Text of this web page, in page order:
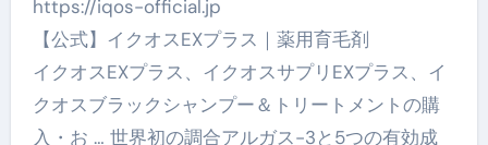
https://iqos-official.jp
【公式】イクオスEXプラス｜薬用育毛剤
イクオスEXプラス、イクオスサプリEXプラス、イ
クオスブラックシャンプー＆トリートメントの購
入・お … 世界初の調合アルガス-3と5つの有効成